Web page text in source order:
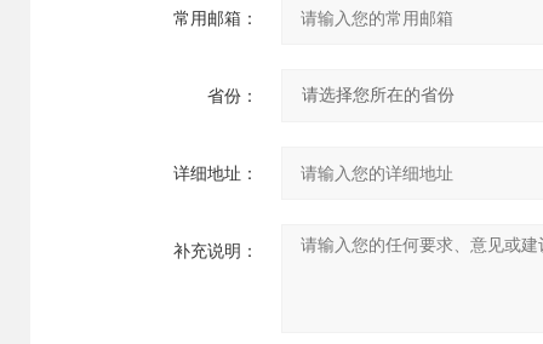
常用邮箱：
省份：
详细地址：
补充说明：